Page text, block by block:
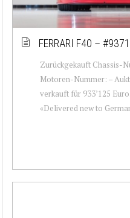
FERRARI F40 –
Zurückgekauft Chassis-
Motoren-Nummer: –
verkauft für 933’125
«Delivered new to